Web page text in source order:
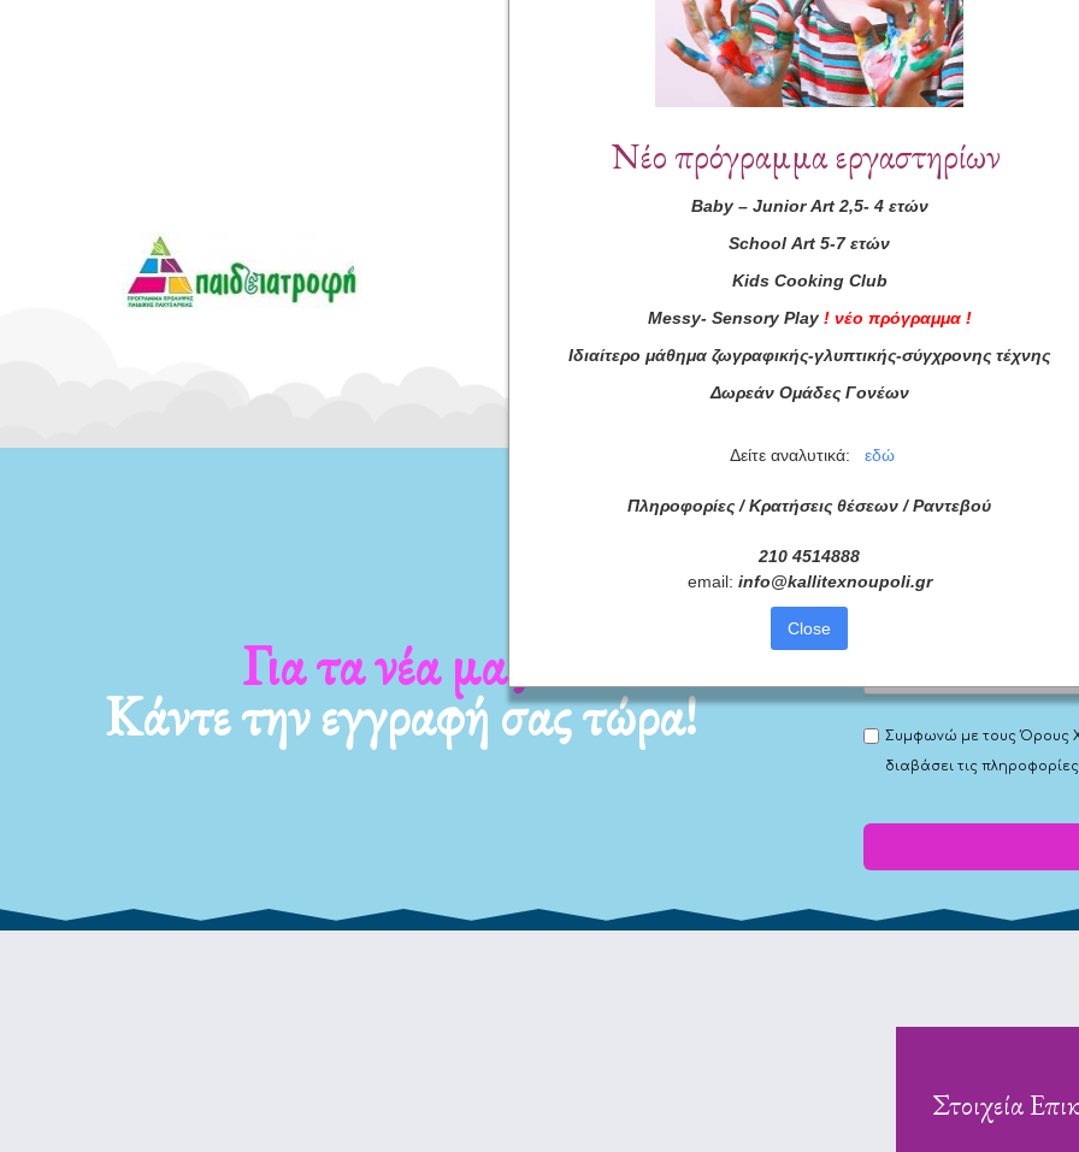
Συνεργάτες
Για τα νέα μας
Κάντε την εγγραφή σας τώρα! Συμφωνώ με τουςΌρους
διαβάσει τις
Στοιχεία
Νέο πρόγραμμα εργαστηρίων
Baby– Junior Art2,5- 4 ετών
School Art 5-7 ετών
Kids Cooking Club
Messy- Sensory Play ! νέο πρόγραμμα !
Ιδιαίτερο μάθημα ζωγραφικής-γλυπτικής-σύγχρονης τέχνης
Δωρεάν Ομάδες Γονέων
Δείτε αναλυτικά: εδώ
Πληροφορίες / Κρατήσεις θέσεων / Ραντεβού
210 4514888
email: info@kallitexnoupoli.gr
Close